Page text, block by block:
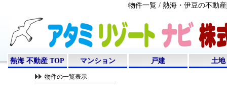
物件一覧 / 熱海・伊豆の不動
熱海 不動産 TOP マンション 戸建 土地
物件の一覧表示